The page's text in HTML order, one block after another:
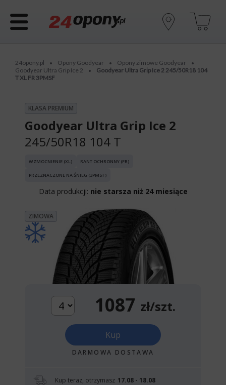
24opony.pl • Opony Goodyear • Opony zimowe Goodyear •
Goodyear Ultra Grip Ice 2 •
Goodyear Ultra Grip Ice 2 245/50R18 104
T XL FR 3PMSF
KLASA PREMIUM
Goodyear Ultra Grip Ice 2
245/50R18 104 T
WZMOCNIENIE (XL) RANT OCHRONNY (FR)
PRZEZNACZONE NA ŚNIEG (3PMSF)
Data produkcji: nie starsza niż 24 miesiące
ZIMOWA
1087 zł/szt.
Kup
DARMOWA DOSTAWA
Kup teraz, otrzymasz 17.08 - 18.08